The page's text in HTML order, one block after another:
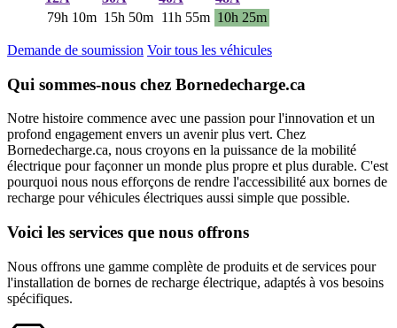
79h 10m 15h 50m 11h 55m 10h 25m
Demande de soumission Voir tous les véhicules
Qui sommes-nous chez Bornedecharge.ca
Notre histoire commence avec une passion pour l'innovation et un
profond engagement envers un avenir plus vert. Chez
Bornedecharge.ca, nous croyons en la puissance de la mobilité
électrique pour façonner un monde plus propre et plus durable. C'est
pourquoi nous nous efforçons de rendre l'accessibilité aux bornes de
recharge pour véhicules électriques aussi simple que possible.
Voici les services que nous offrons
Nous offrons une gamme complète de produits et de services pour
l'installation de bornes de recharge électrique, adaptés à vos besoins
spécifiques.